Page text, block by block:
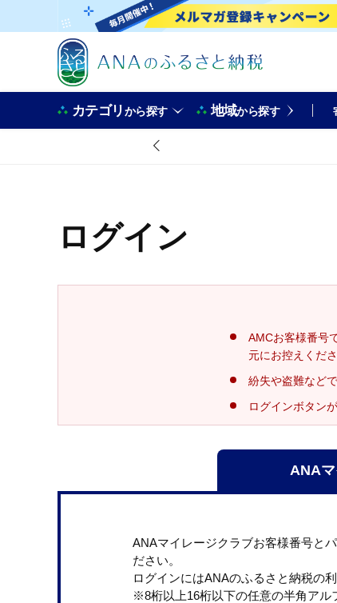
カテゴリから探す 地域から探す
ログイン
AMCお客様番号
元にお控えくださ
紛失や盗難など
ログインボタン
ANA
ANAマイレージクラブお客様番号と
ださい。
ログインにはANAのふるさと納税の
※8桁以上16桁以下の任意の半角アル